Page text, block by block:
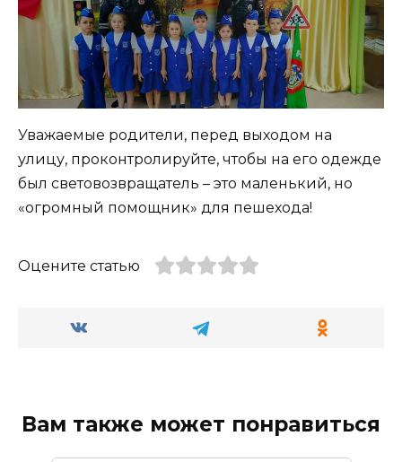
Уважаемые родители, перед выходом на
улицу, проконтролируйте, чтобы на его одежде
был световозвращатель – это маленький, но
«огромный помощник» для пешехода!
Оцените статью
Вам также может понравиться